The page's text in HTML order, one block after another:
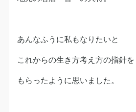
あんなふうに私もなりたいと
これからの生き方考え方の指針を
もらったように思いました。